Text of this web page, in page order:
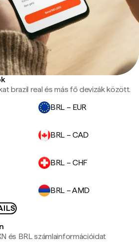
brazil real és más fő devizák között.
BRL – EUR
BRL – CAD
BRL – CHF
BRL – AMD
és BRL számlainformációidat